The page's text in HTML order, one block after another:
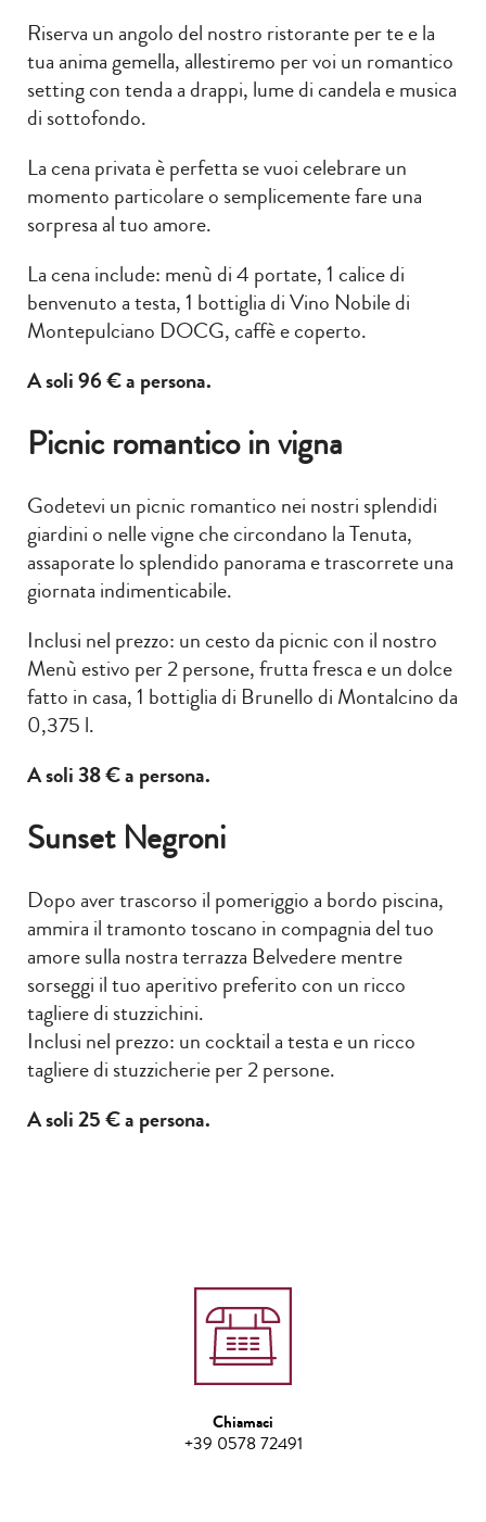
Riserva un angolo del nostro ristorante per te e la
tua anima gemella, allestiremo per voi un romantico
setting con tenda a drappi, lume di candela e musica
di sottofondo.
La cena privata è perfetta se vuoi celebrare un
momento particolare o semplicemente fare una
sorpresa al tuo amore.
La cena include: menù di 4 portate, 1 calice di
benvenuto a testa, 1 bottiglia di Vino Nobile di
Montepulciano DOCG, caffè e coperto.
A soli 96 € a persona.
Picnic romantico in vigna
Godetevi un picnic romantico nei nostri splendidi
giardini o nelle vigne che circondano la Tenuta,
assaporate lo splendido panorama e trascorrete una
giornata indimenticabile.
Inclusi nel prezzo: un cesto da picnic con il nostro
Menù estivo per 2 persone, frutta fresca e un dolce
fatto in casa, 1 bottiglia di Brunello di Montalcino da
0,375 l.
A soli 38 € a persona.
Sunset Negroni
Dopo aver trascorso il pomeriggio a bordo piscina,
ammira il tramonto toscano in compagnia del tuo
amore sulla nostra terrazza Belvedere mentre
sorseggi il tuo aperitivo preferito con un ricco
tagliere di stuzzichini.
Inclusi nel prezzo: un cocktail a testa e un ricco
tagliere di stuzzicherie per 2 persone.
A soli 25 € a persona.
Chiamaci
+39 0578 72491